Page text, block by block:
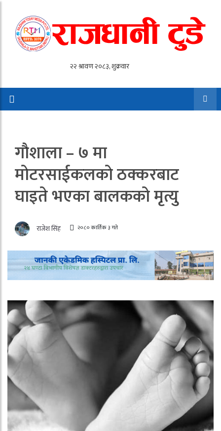
गाैशाला – ७ मा
माेटरसाईकलकाे ठक्करबाट
घाइते भएका बालकको मृत्यु
राजेश सिंह २०८० कार्तिक ३ गते